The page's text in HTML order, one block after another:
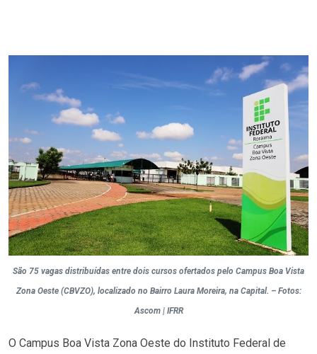
São 75 vagas distribuídas entre dois cursos ofertados pelo Campus Boa Vista
Zona Oeste (CBVZO), localizado no Bairro Laura Moreira, na Capital. – Fotos:
Ascom | IFRR
O Campus Boa Vista Zona Oeste do Instituto Federal de